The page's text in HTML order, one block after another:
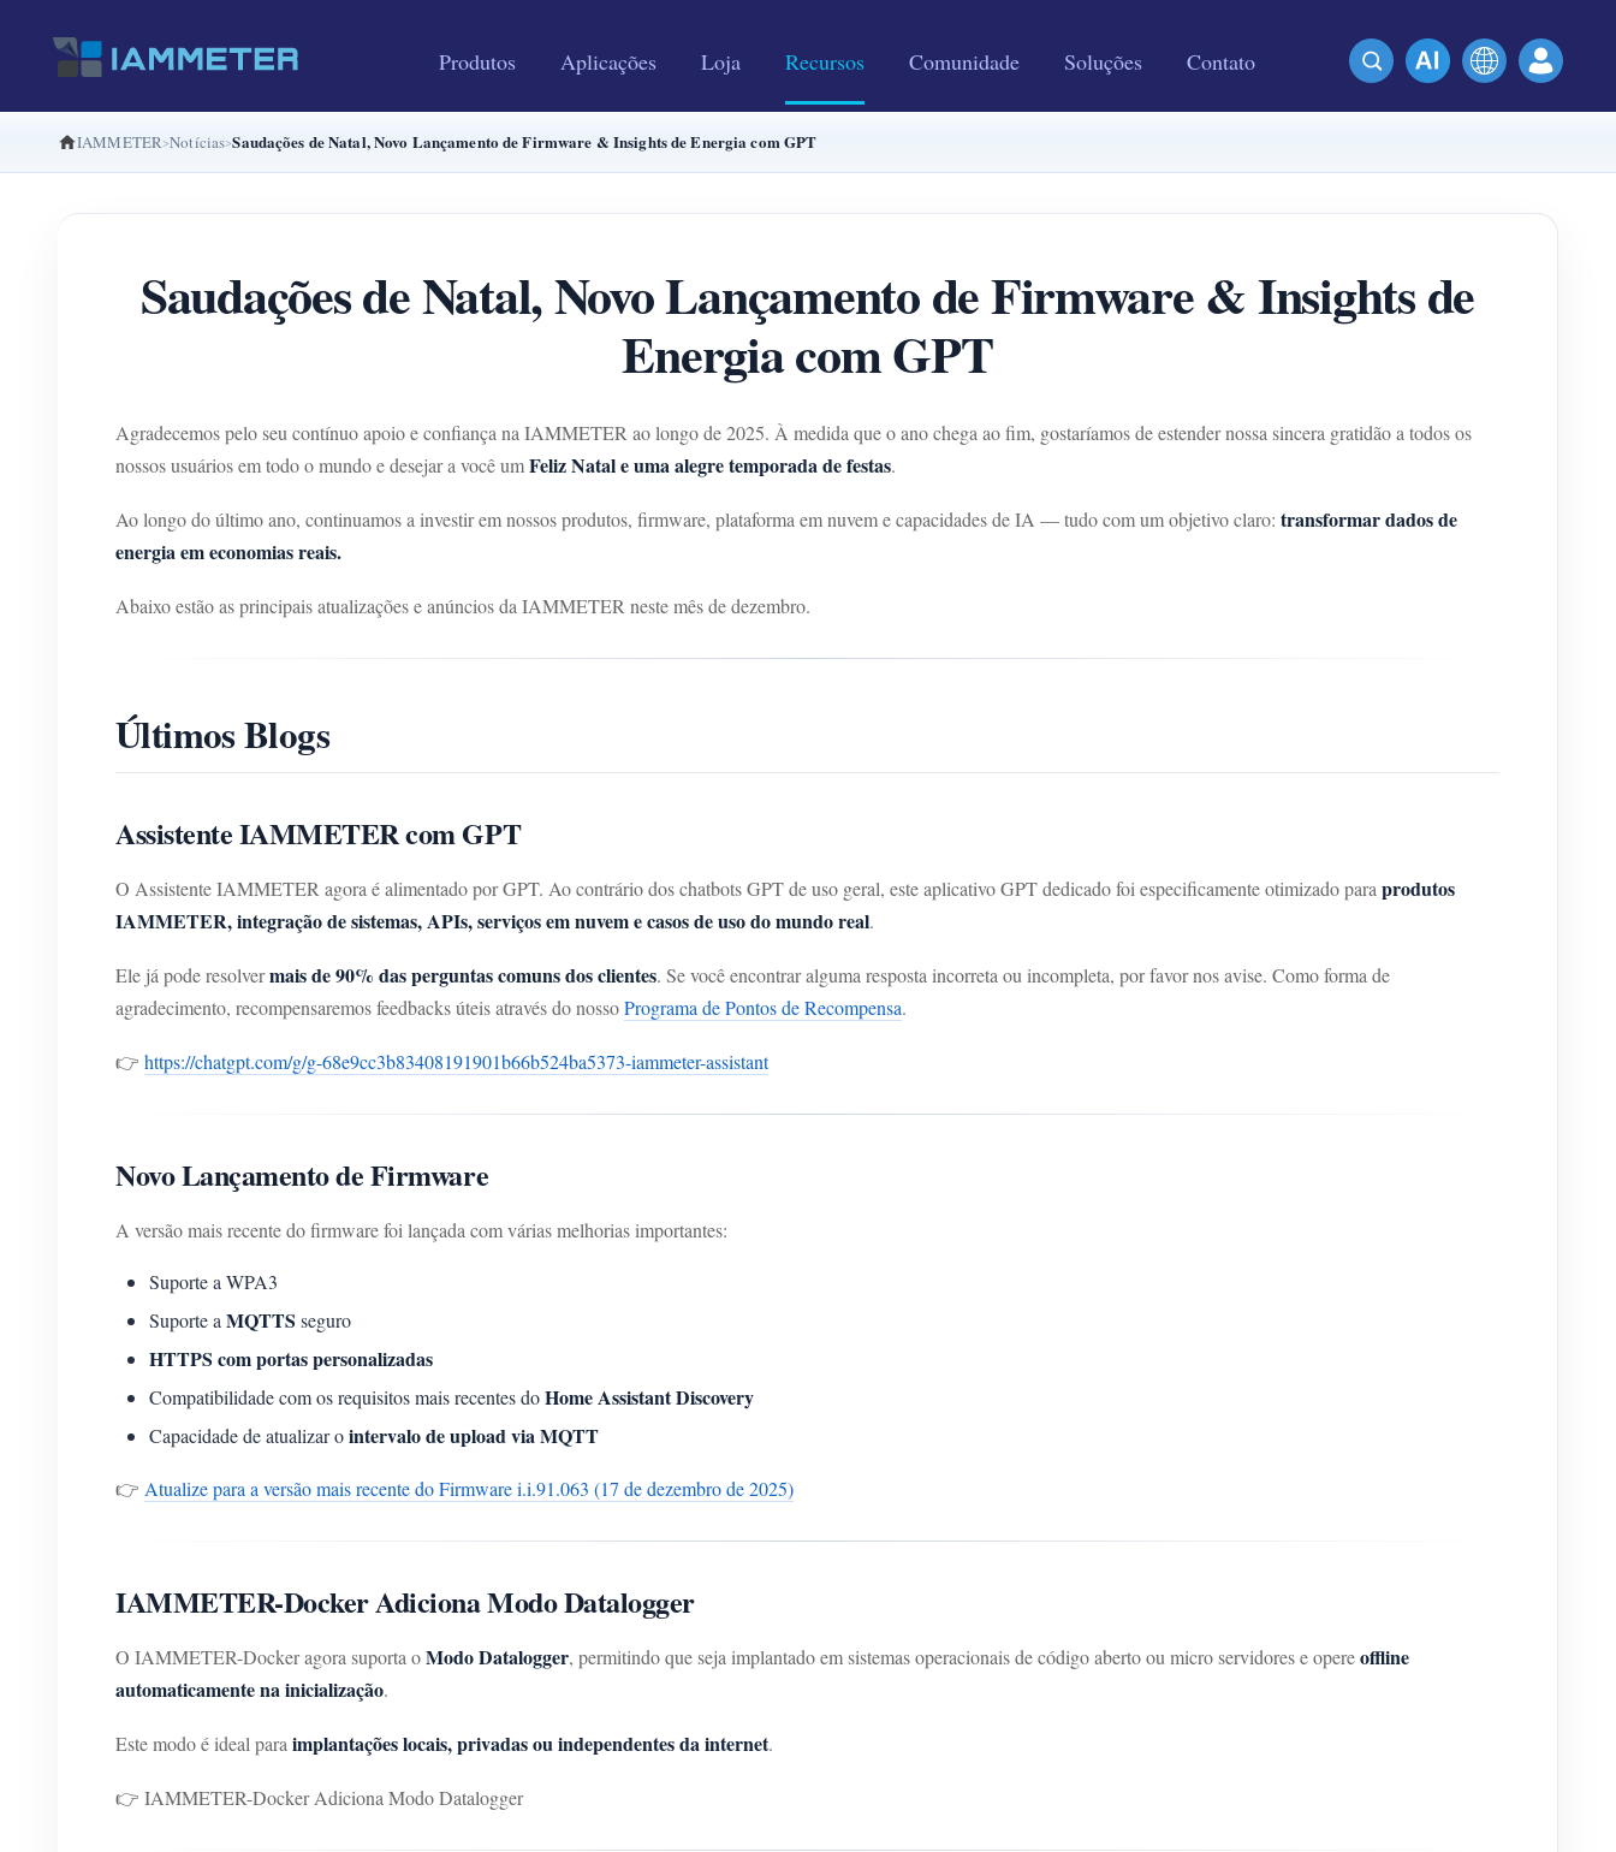
Produtos Aplicações Loja Recursos Comunidade Soluções Contato
IAMMETER Notícias Saudações de Natal, Novo Lançamento de Firmware & Insights de Energia com GPT
Saudações de Natal, Novo Lançamento de Firmware & Insights de
Energia com GPT
Agradecemos pelo seu contínuo apoio e confiança na IAMMETER ao longo de 2025. À medida que o ano chega ao fim, gostaríamos de estender nossa sincera gratidão a todos os
nossos usuários em todo o mundo e desejar a você umFeliz Natal e uma alegre temporada de festas.
Ao longo do último ano, continuamos a investir em nossos produtos, firmware, plataforma em nuvem e capacidades de IA — tudo com um objetivo claro: transformar dados de
energia em economias reais.
Abaixo estão as principais atualizações e anúncios da IAMMETER neste mês de dezembro.
Últimos Blogs
Assistente IAMMETER com GPT
O Assistente IAMMETER agora é alimentado por GPT. Ao contrário dos chatbots GPT de uso geral, este aplicativo GPT dedicado foi especificamente otimizado paraprodutos
IAMMETER, integração de sistemas, APIs, serviços em nuvem e casos de uso do mundo real.
Ele já pode resolvermais de 90% das perguntas comuns dos clientes. Se você encontrar alguma resposta incorreta ou incompleta, por favor nos avise. Como forma de
agradecimento, recompensaremos feedbacks úteis através do nossoPrograma de Pontos de Recompensa.
👉 https://chatgpt.com/g/g-68e9cc3b83408191901b66b524ba5373-iammeter-assistant
Novo Lançamento de Firmware
A versão mais recente do firmware foi lançada com várias melhorias importantes:
Suporte a WPA3
Suporte aMQTTS seguro
HTTPS com portas personalizadas
Compatibilidade com os requisitos mais recentes doHome Assistant Discovery
Capacidade de atualizar ointervalo de upload via MQTT
👉 Atualize para a versão mais recente do Firmware i.i.91.063 (17 de dezembro de 2025)
IAMMETER-Docker Adiciona Modo Datalogger
O IAMMETER-Docker agora suporta oModo Datalogger, permitindo que seja implantado em sistemas operacionais de código aberto ou micro servidores e opereoffline
automaticamente na inicialização.
Este modo é ideal paraimplantações locais, privadas ou independentes da internet.
👉 IAMMETER-Docker Adiciona Modo Datalogger